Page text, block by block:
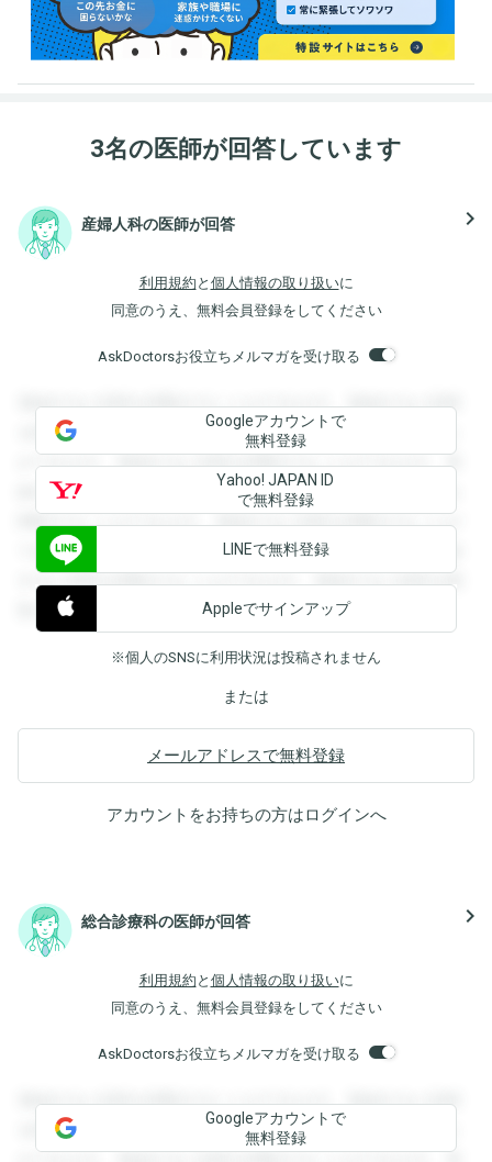
3名の医師が回答しています
産婦人科の医師が回答 navigate_next
利用規約 と 個人情報の取り扱いに
同意のうえ、無料会員登録をしてください
AskDoctorsお役立ちメルマガを受け取る
登録すると回答を閲覧することができます。登録すると回答
を閲覧することができます。登録すると回答を閲覧すること
ができます。登録すると回答を閲覧することができます。登
録すると回答を閲覧することができます。登録すると回答を
閲覧することができます。登録すると回答を閲覧することが
できます。登録すると回答を閲覧することができます。登録
すると回答を閲覧することができます。登録すると回答を閲
覧することができます。
Googleアカウントで
無料登録
Yahoo! JAPAN ID
で無料登録
LINEで無料登録
Appleでサインアップ
※個人のSNSに利用状況は投稿されません
または
メールアドレスで無料登録
アカウントをお持ちの方はログインへ
総合診療科の医師が回答 navigate_next
利用規約 と 個人情報の取り扱いに
同意のうえ、無料会員登録をしてください
AskDoctorsお役立ちメルマガを受け取る
登録すると回答を閲覧することができます。登録すると回答
を閲覧することができます。登録すると回答を閲覧すること
Googleアカウントで
無料登録